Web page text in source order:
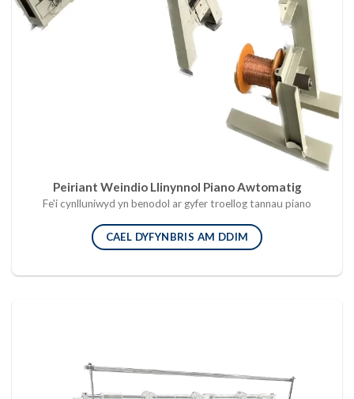
Peiriant Weindio Llinynnol Piano Awtomatig
Fe'i cynlluniwyd yn benodol ar gyfer troellog tannau piano
CAEL DYFYNBRIS AM DDIM